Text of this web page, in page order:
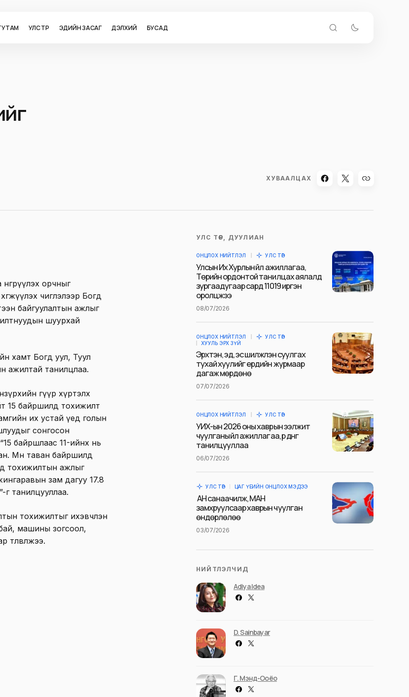
ТУТАМ УЛС ТӨР ЭДИЙН ЗАСАГ ДЭЛХИЙ БУСАД
ХУВААЛЦАХ
орчныг
чиглэлээр Богд
байгуулалтын ажлыг
шуурхай
хамт Богд уул, Туул
ажилтай танилцлаа.
гүүр хүртэлх
15 байршилд тохижилт
их устай үед голын
сонгосон
байршлаас 11-ийнх нь
Мөн таван байршилд
тохижилтын ажлыг
зам дагуу 17.8
танилцууллаа.
тохижилтыг ихэвчлэн
машины зогсоол,
УЛС ТӨР, ДУУЛИАН
ОНЦЛОХ НИЙТЛЭЛ УЛС ТӨР
Улсын Их Хурлын үйл ажиллагаа,
Төрийн ордонтой танилцах аялалд
зургаадугаар сард 11019 иргэн
оролцжээ
08/07/2026
ОНЦЛОХ НИЙТЛЭЛ
УЛС ТӨР
ХУУЛЬ ЭРХ ЗҮЙ
Эрхтэн, эд, эс шилжүүлэн суулгах
тухай хуулийг ердийн журмаар
дагаж мөрдөнө
07/07/2026
ОНЦЛОХ НИЙТЛЭЛ УЛС ТӨР
УИХ-ын 2026 оны хаврын ээлжит
чуулганы үйл ажиллагаа, үр дүнг
танилцууллаа
06/07/2026
УЛС ТӨР ЦАГ ҮЕИЙН ОНЦЛОХ МЭДЭЭ
АН санаачилж, МАН
замхруулсаар хаврын чуулган
өндөрлөлөө
03/07/2026
НИЙТЛЭЛЧИД
Adiya Idea
D. Sainbayar
Г. Мэнд-Ооёо